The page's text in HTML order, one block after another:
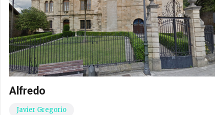
Alfredo
Javier Gregorio